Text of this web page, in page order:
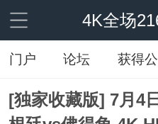
4K全场
门户 论坛 获得
[独家收藏版] 7月4